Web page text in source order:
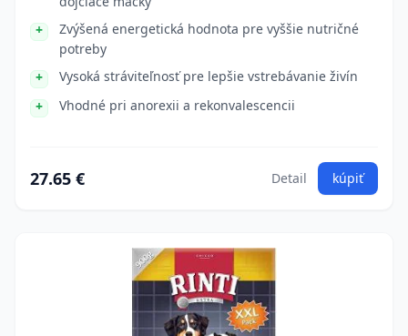
Zvýšená energetická hodnota pre vyššie nutričné
potreby
Vysoká stráviteľnosť pre lepšie vstrebávanie živín
Vhodné pri anorexii a rekonvalescencii
27.65 € Detail kúpiť